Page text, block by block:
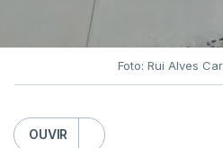
Foto: Rui Alves
OUVIR